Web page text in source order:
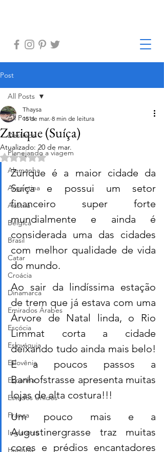
Post
All Posts
Destinos
Planejando a viagem
Alemanha
Argentina
Austria
Bélgica
Brasil
Catar
Croácia
Dinamarca
Emirados Árabes
Escócia
Eslováquia
Eslovênia
Espanha
Estados Unidos
França
Inglaterra
Hungria
All Posts
Zurique (Suíça)
Thaysa
15 de mar. 8 min de leitura
Atualizado: 20 de mar.
Avaliado com NaN de 5 estrelas.
Zurique é a maior cidade da
Suíça e possui um setor
financeiro super forte
mundialmente e ainda é
considerada uma das cidades
com melhor qualidade de vida
do mundo.
Ao sair da lindíssima estação
de trem que já estava com uma
Árvore de Natal linda, o Rio
Limmat corta a cidade
deixando tudo ainda mais belo!
E a poucos passos a
Banhofstrasse apresenta muitas
lojas de alta costura!!!
Um pouco mais e a
Augustinergrasse traz muitas
cores e prédios encantadores